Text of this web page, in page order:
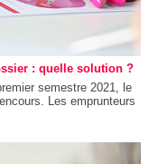
: quelle solution ?
semestre 2021, le
Les emprunteurs